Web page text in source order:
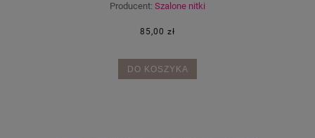
Producent: Szalone nitki
85,00 zł
DO KOSZYKA